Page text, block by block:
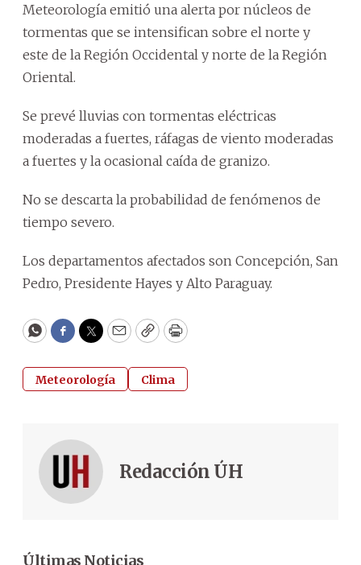
Meteorología emitió una alerta por núcleos de
tormentas que se intensifican sobre el norte y
este de la Región Occidental y norte de la Región
Oriental.
Se prevé lluvias con tormentas eléctricas
moderadas a fuertes, ráfagas de viento moderadas
a fuertes y la ocasional caída de granizo.
No se descarta la probabilidad de fenómenos de
tiempo severo.
Los departamentos afectados son Concepción, San
Pedro, Presidente Hayes y Alto Paraguay.
WhatsApp
Facebook
Twitter
EmailCopyPrint
Meteorología Clima
Redacción ÚH
Últimas Noticias